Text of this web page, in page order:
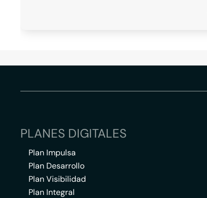
PLANES DIGITALES
Plan Impulsa
Plan Desarrollo
Plan Visibilidad
Plan Integral